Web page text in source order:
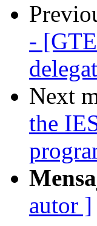
-
Next
the
autor ]